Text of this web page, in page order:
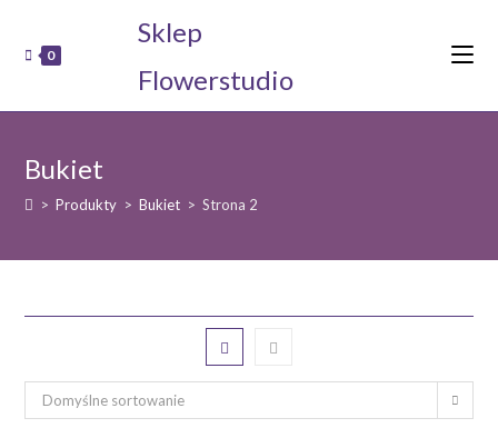
0
Sklep
Flowerstudio
Bukiet
> Produkty > Bukiet > Strona 2
Domyślne sortowanie